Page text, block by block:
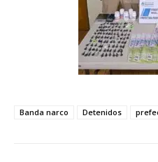
Banda narco Detenidos